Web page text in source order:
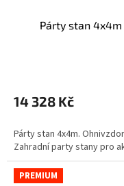
Párty stan 4x4m
14 328 Kč
Párty stan 4x4m.
Zahradní party stany pro
PREMIUM